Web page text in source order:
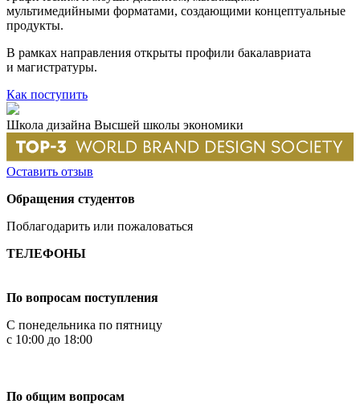
мультимедийными форматами, создающими концептуальные
продукты.
В рамках направления открыты профили бакалавриата
и магистратуры.
Как поступить
Школа дизайна Высшей школы экономики
Оставить отзыв
Обращения студентов
Поблагодарить или пожаловаться
ТЕЛЕФОНЫ
По вопросам поступления
С понедельника по пятницу
с 10:00 до 18:00
По общим вопросам